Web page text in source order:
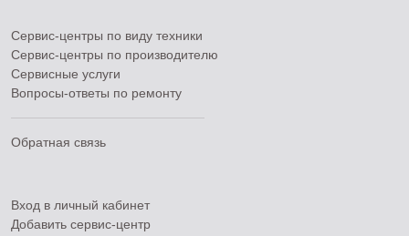
Сервис-центры по виду техники
Сервис-центры по производителю
Сервисные услуги
Вопросы-ответы по ремонту
Обратная связь
Вход в личный кабинет
Добавить сервис-центр